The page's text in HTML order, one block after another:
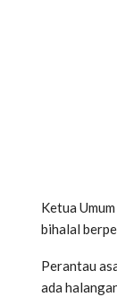
Ketua
bihalal
Perantau
ada